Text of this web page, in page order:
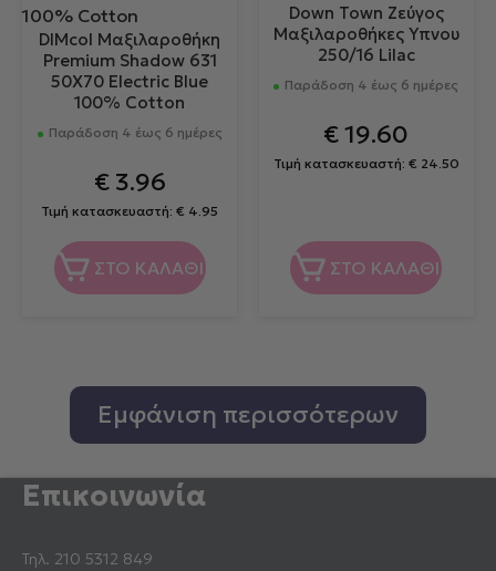
DIMcol Μαξιλαροθήκη
Premium Shadow 631
50X70 Electric Blue
100% Cotton
Παράδοση 4 έως 6 ημέρες
€3.96
Τιμή κατασκευαστή:€ 4.95
ΣΤΟ ΚΑΛΑΘΙ
Down Town Ζεύγος
Μαξιλαροθήκες Υπνου
250/16 Lilac
Παράδοση 4 έως 6 ημέρες
€19.60
Τιμή κατασκευαστή: € 24.50
ΣΤΟ ΚΑΛΑΘΙ
Εμφάνιση περισσότερων
Επικοινωνία
Τηλ. 210 5312 849